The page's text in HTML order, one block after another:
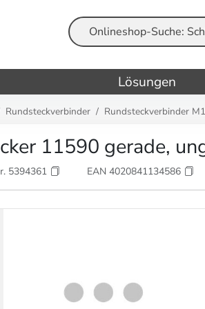
Suche
Lösungen
Rundsteckverbinder Rundsteckverbinder
11590 gerade,
5394361 EAN 4020841134586